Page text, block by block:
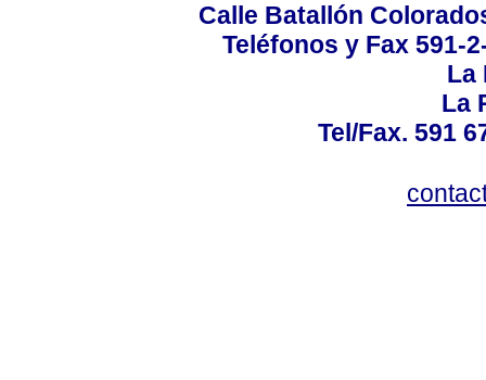
Calle Batallón
Teléfonos y Fax 591-
La
La
Tel/Fax. 591